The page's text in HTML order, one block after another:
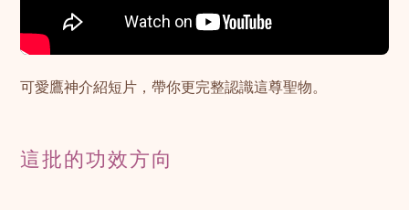
可愛鷹神介紹短片，帶你更完整認識這尊聖物。
這批的功效方向